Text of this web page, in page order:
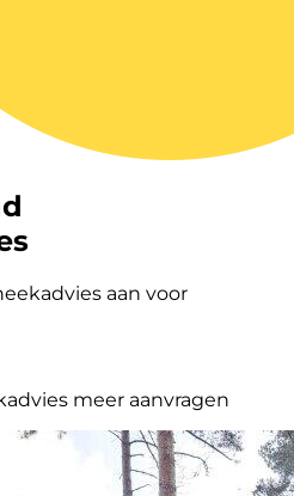
aan voor
meer aanvragen